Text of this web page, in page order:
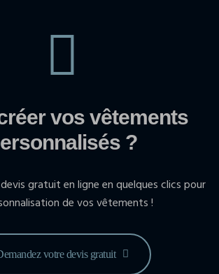
vos vêtements
?
gratuit en ligne en quelques clics pour
de vos vêtements !
votre devis gratuit